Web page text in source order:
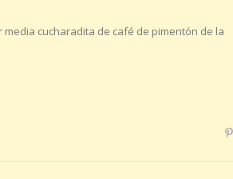
cucharadita de café de pimentón de la